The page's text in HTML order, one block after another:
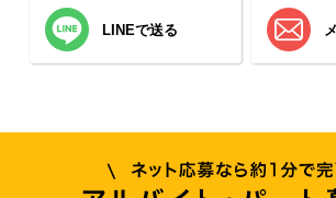
LINEで送る